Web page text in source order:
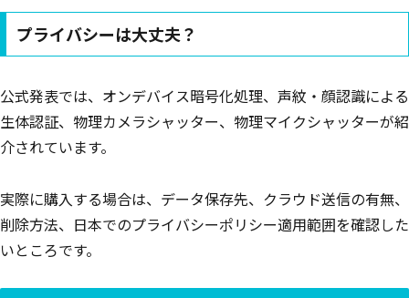
プライバシーは大丈夫？
公式発表では、オンデバイス暗号化処理、声紋・顔認識による
生体認証、物理カメラシャッター、物理マイクシャッターが紹
介されています。
実際に購入する場合は、データ保存先、クラウド送信の有無、
削除方法、日本でのプライバシーポリシー適用範囲を確認した
いところです。